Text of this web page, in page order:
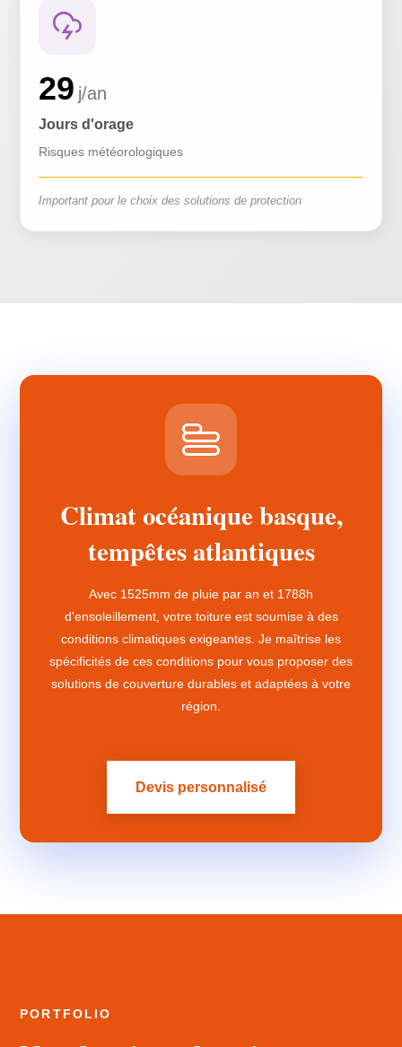
29 j/an
Jours d'orage
Risques météorologiques
Important pour le choix des solutions de protection
Climat océanique basque,
tempêtes atlantiques
Avec 1525mm de pluie par an et 1788h
d'ensoleillement, votre toiture est soumise à des
conditions climatiques exigeantes. Je maîtrise les
spécificités de ces conditions pour vous proposer des
solutions de couverture durables et adaptées à votre
région.
Devis personnalisé
PORTFOLIO